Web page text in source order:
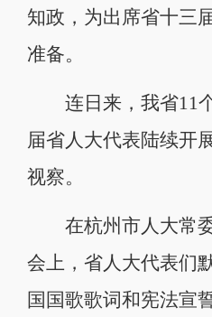
知政，为出席省十三
准备。
连日来，我省11个
届省人大代表陆续开
视察。
在杭州市人大常委
会上，省人大代表们
国国歌歌词和宪法宣